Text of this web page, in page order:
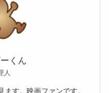
くん
人
す。映画ファンです。